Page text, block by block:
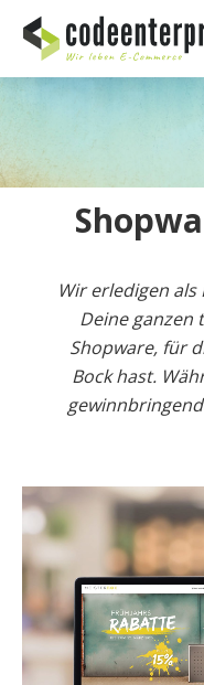
Wir erledigen
Deine ganzen
Shopware, für
Bock hast.